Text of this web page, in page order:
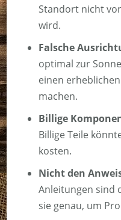
Standort nicht
wird.
Falsche
optimal zur
einen
machen.
Billige
Billige Teile
kosten.
Nicht den
Anleitungen sind
sie genau, um